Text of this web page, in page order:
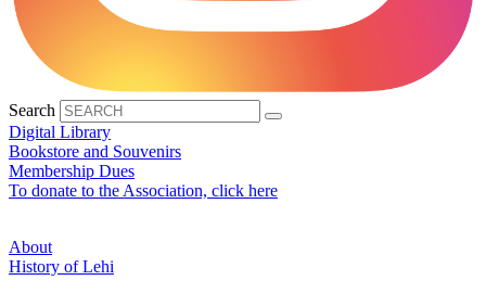
Search
Digital Library
Bookstore and Souvenirs
Membership Dues
To donate to the Association, click here
About
History of Lehi